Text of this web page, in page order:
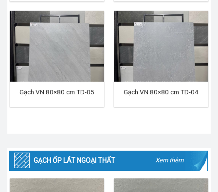
Gạch VN 80×80 cm TD-05 Gạch VN 80×80 cm TD-04
GẠCH ỐP LÁT NGOẠI THẤT Xem thêm